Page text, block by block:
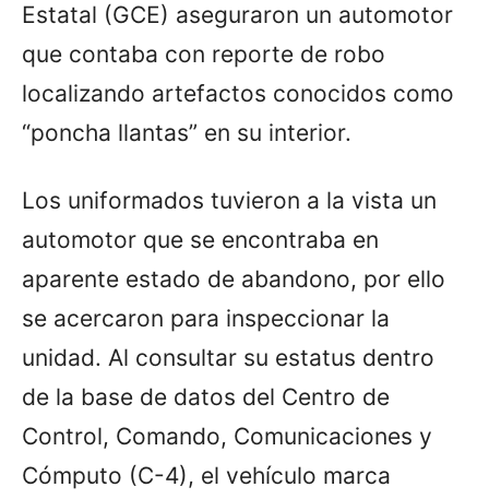
Estatal (GCE) aseguraron un automotor
que contaba con reporte de robo
localizando artefactos conocidos como
“poncha llantas” en su interior.
Los uniformados tuvieron a la vista un
automotor que se encontraba en
aparente estado de abandono, por ello
se acercaron para inspeccionar la
unidad. Al consultar su estatus dentro
de la base de datos del Centro de
Control, Comando, Comunicaciones y
Cómputo (C-4), el vehículo marca